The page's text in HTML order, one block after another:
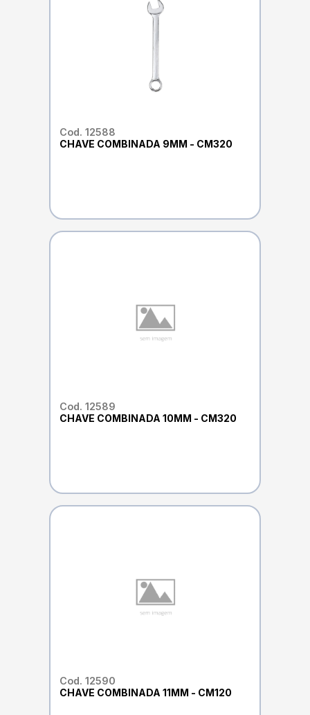
Cod. 12588
CHAVE COMBINADA 9MM - CM320
Cod. 12589
CHAVE COMBINADA 10MM - CM320
Cod. 12590
CHAVE COMBINADA 11MM - CM120